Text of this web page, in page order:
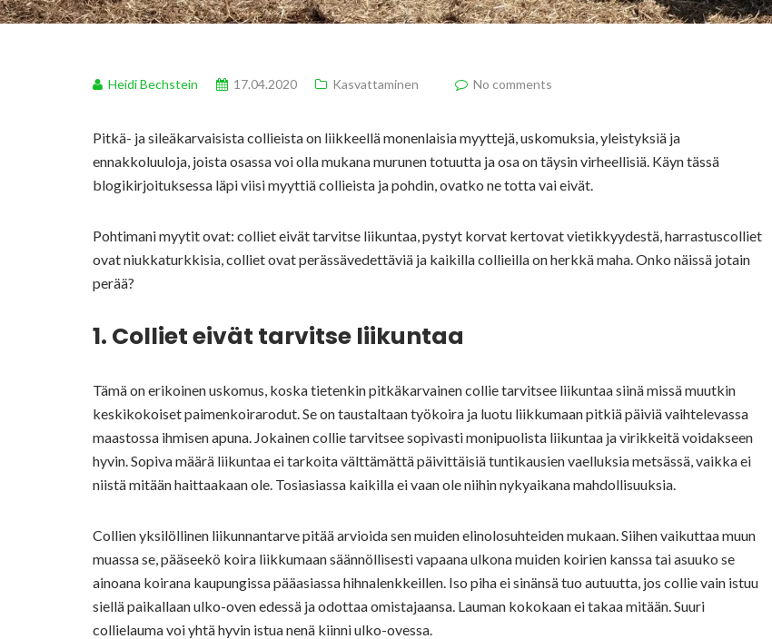
Heidi Bechstein 17.04.2020 Kasvattaminen No comments
Pitkä- ja sileäkarvaisista collieista on liikkeellä monenlaisia myyttejä, uskomuksia, yleistyksiä ja
ennakkoluuloja, joista osassa voi olla mukana murunen totuutta ja osa on täysin virheellisiä. Käyn tässä
blogikirjoituksessa läpi viisi myyttiä collieista ja pohdin, ovatko ne totta vai eivät.
Pohtimani myytit ovat: colliet eivät tarvitse liikuntaa, pystyt korvat kertovat vietikkyydestä, harrastuscolliet
ovat niukkaturkkisia, colliet ovat perässävedettäviä ja kaikilla collieilla on herkkä maha. Onko näissä jotain
perää?
1. Colliet eivät tarvitse liikuntaa
Tämä on erikoinen uskomus, koska tietenkin pitkäkarvainen collie tarvitsee liikuntaa siinä missä muutkin
keskikokoiset paimenkoirarodut. Se on taustaltaan työkoira ja luotu liikkumaan pitkiä päiviä vaihtelevassa
maastossa ihmisen apuna. Jokainen collie tarvitsee sopivasti monipuolista liikuntaa ja virikkeitä voidakseen
hyvin. Sopiva määrä liikuntaa ei tarkoita välttämättä päivittäisiä tuntikausien vaelluksia metsässä, vaikka ei
niistä mitään haittaakaan ole. Tosiasiassa kaikilla ei vaan ole niihin nykyaikana mahdollisuuksia.
Collien yksilöllinen liikunnantarve pitää arvioida sen muiden elinolosuhteiden mukaan. Siihen vaikuttaa muun
muassa se, pääseekö koira liikkumaan säännöllisesti vapaana ulkona muiden koirien kanssa tai asuuko se
ainoana koirana kaupungissa pääasiassa hihnalenkkeillen. Iso piha ei sinänsä tuo autuutta, jos collie vain istuu
siellä paikallaan ulko-oven edessä ja odottaa omistajaansa. Lauman kokokaan ei takaa mitään. Suuri
collielauma voi yhtä hyvin istua nenä kiinni ulko-ovessa.